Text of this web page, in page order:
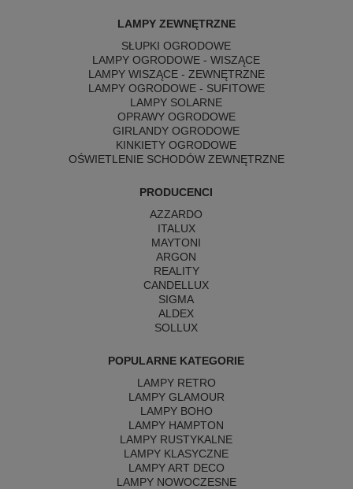
LAMPY ZEWNĘTRZNE
SŁUPKI OGRODOWE
LAMPY OGRODOWE - WISZĄCE
LAMPY WISZĄCE - ZEWNĘTRZNE
LAMPY OGRODOWE - SUFITOWE
LAMPY SOLARNE
OPRAWY OGRODOWE
GIRLANDY OGRODOWE
KINKIETY OGRODOWE
OŚWIETLENIE SCHODÓW ZEWNĘTRZNE
PRODUCENCI
AZZARDO
ITALUX
MAYTONI
ARGON
REALITY
CANDELLUX
SIGMA
ALDEX
SOLLUX
POPULARNE KATEGORIE
LAMPY RETRO
LAMPY GLAMOUR
LAMPY BOHO
LAMPY HAMPTON
LAMPY RUSTYKALNE
LAMPY KLASYCZNE
LAMPY ART DECO
LAMPY NOWOCZESNE